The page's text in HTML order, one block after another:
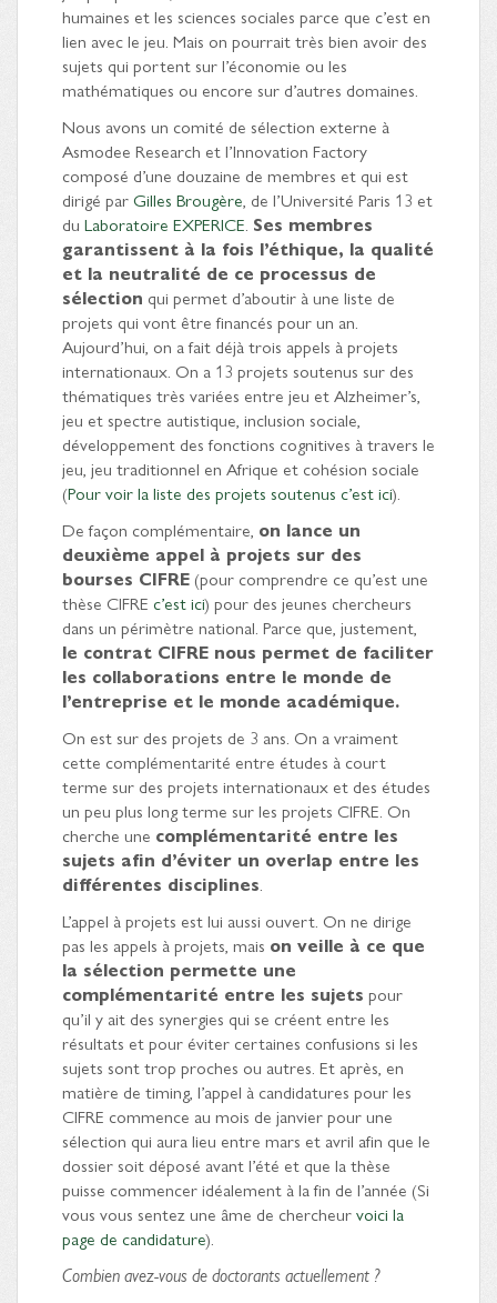
humaines et les sciences sociales parce que c’est en
lien avec le jeu. Mais on pourrait très bien avoir des
sujets qui portent sur l’économie ou les
mathématiques ou encore sur d’autres domaines.
Nous avons un comité de sélection externe à
Asmodee Research et l’Innovation Factory
composé d’une douzaine de membres et qui est
dirigé parGilles Brougère , de l’Université Paris 13 et
du Laboratoire EXPERICE Ses membres
garantissent à la fois l’éthique, la qualité
et la neutralité de ce processus de
sélection qui permet d’aboutir à une liste de
projets qui vont être financés pour un an.
Aujourd’hui, on a fait déjà trois appels à projets
internationaux. On a 13 projets soutenus sur des
thématiques très variées entre jeu et Alzheimer’s,
jeu et spectre autistique, inclusion sociale,
développement des fonctions cognitives à travers le
jeu, jeu traditionnel en Afrique et cohésion sociale
(Pour voir la liste des projets soutenus c’est ici).
De façon complémentaire, on lance un
deuxième appel à projets sur des
bourses CIFRE (pour comprendre ce qu’est une
thèse CIFRE c’est ici) pour des jeunes chercheurs
dans un périmètre national. Parce que, justement,
le contrat CIFRE nous permet de faciliter
les collaborations entre le monde de
l’entreprise et le monde académique.
On est sur des projets de 3 ans. On a vraiment
cette complémentarité entre études à court
terme sur des projets internationaux et des études
un peu plus long terme sur les projets CIFRE. On
cherche une complémentarité entre les
sujets afin d’éviter un overlap entre les
différentes disciplines
L’appel à projets est lui aussi ouvert. On ne dirige
pas les appels à projets, mais on veille à ce que
la sélection permette une
complémentarité entre les sujets pour
qu’il y ait des synergies qui se créent entre les
résultats et pour éviter certaines confusions si les
sujets sont trop proches ou autres. Et après, en
matière de timing, l’appel à candidatures pour les
CIFRE commence au mois de janvier pour une
sélection qui aura lieu entre mars et avril afin que le
dossier soit déposé avant l’été et que la thèse
puisse commencer idéalement à la fin de l’année (Si
vous vous sentez une âme de chercheurvoici la
page de candidature).
Combien avez-vous de doctorants actuellement ?